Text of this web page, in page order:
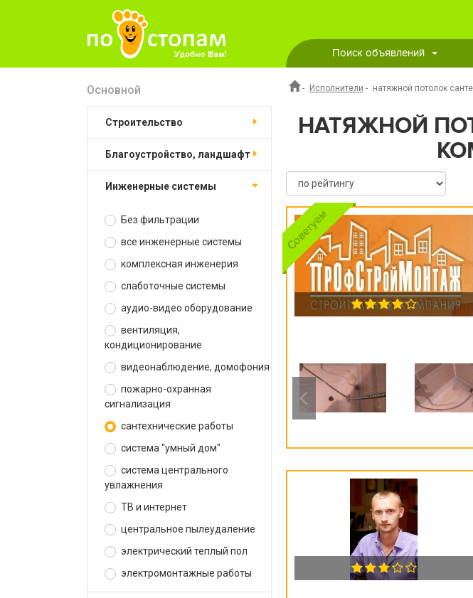
Поиск объявлений
Основной
строительство
благоустройство, ландшафт
инженерные системы
Без фильтрации
все инженерные системы
комплексная инженерия
слаботочные системы
аудио-видео оборудование
вентиляция,
кондиционирование
видеонаблюдение, домофония
пожарно-охранная
сигнализация
сантехнические работы
система "умный дом"
система центрального
увлажнения
ТВ и интернет
центральное пылеудаление
электрический теплый пол
электромонтажные работы
- Исполнители - натяжной потолок
НАТЯЖНОЙ